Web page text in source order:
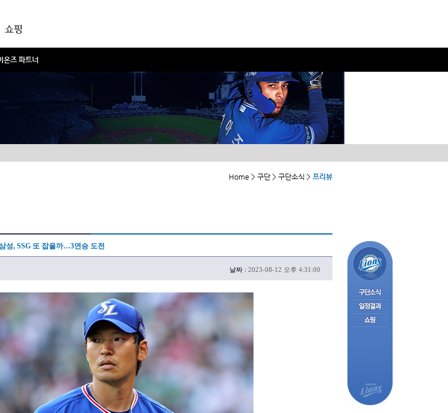
온즈 파트너
쇼핑
Home > 구단 > 구단소식 > 프리뷰
성, SSG 또 잡을까…3연승 도전
날짜 : 2023-08-12 오후 4:31:00